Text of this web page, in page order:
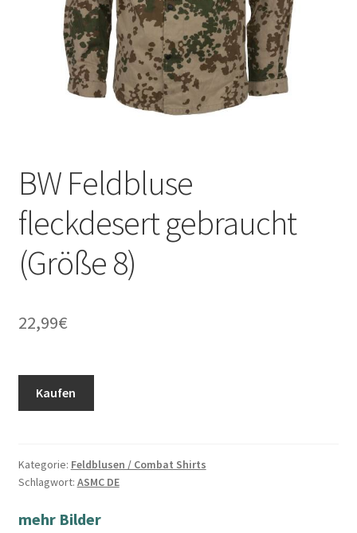
BW Feldbluse
fleckdesert gebraucht
(Größe 8)
22,99€
Kaufen
Kategorie: Feldblusen / Combat Shirts
Schlagwort: ASMC DE
mehr Bilder